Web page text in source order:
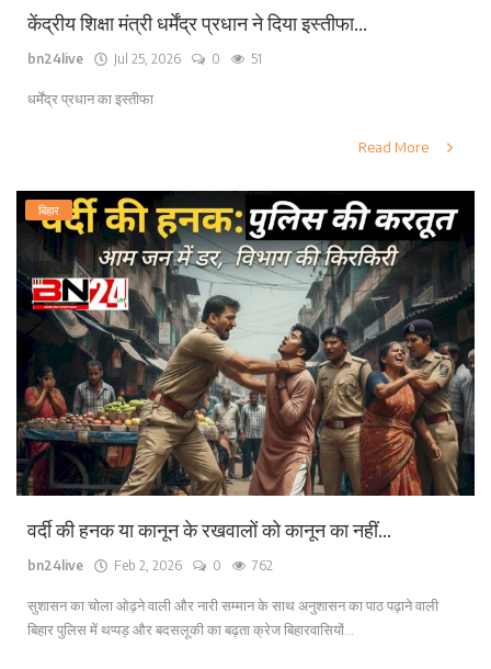
केंद्रीय शिक्षा मंत्री धर्मेंद्र प्रधान ने दिया इस्तीफा...
bn24live Jul 25, 2026 0 51
धर्मेंद्र प्रधान का इस्तीफा
Read More
बिहार
वर्दी की हनक या कानून के रखवालों को कानून का नहीं...
bn24live Feb 2, 2026 0 762
सुशासन का चोला ओढ़ने वाली और नारी सम्मान के साथ अनुशासन का पाठ पढ़ाने वाली
बिहार पुलिस में थप्पड़ और बदसलूकी का बढ़ता क्रेज बिहारवासियों...